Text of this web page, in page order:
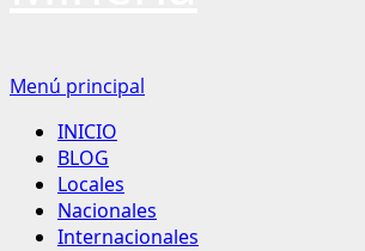
Menú principal
INICIO
BLOG
Locales
Nacionales
Internacionales